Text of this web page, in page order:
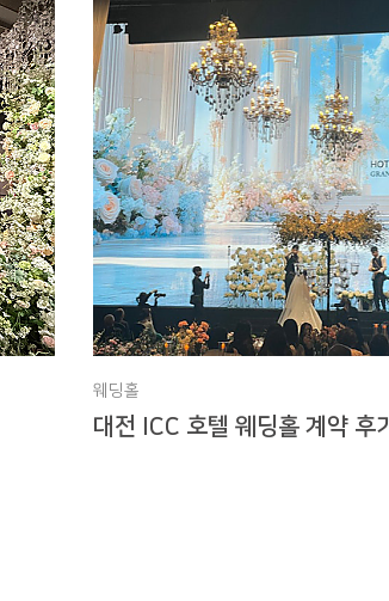
웨딩홀
대전 ICC 호텔 웨딩홀 계약 후기